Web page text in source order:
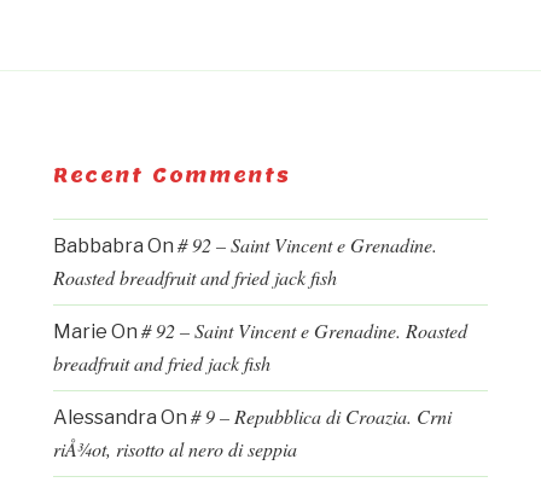
Recent Comments
Babbabra On # 92 – Saint Vincent e Grenadine.
Roasted breadfruit and fried jack fish
Marie On # 92 – Saint Vincent e Grenadine. Roasted
breadfruit and fried jack fish
Alessandra On # 9 – Repubblica di Croazia. Crni
riÅ¾ot, risotto al nero di seppia